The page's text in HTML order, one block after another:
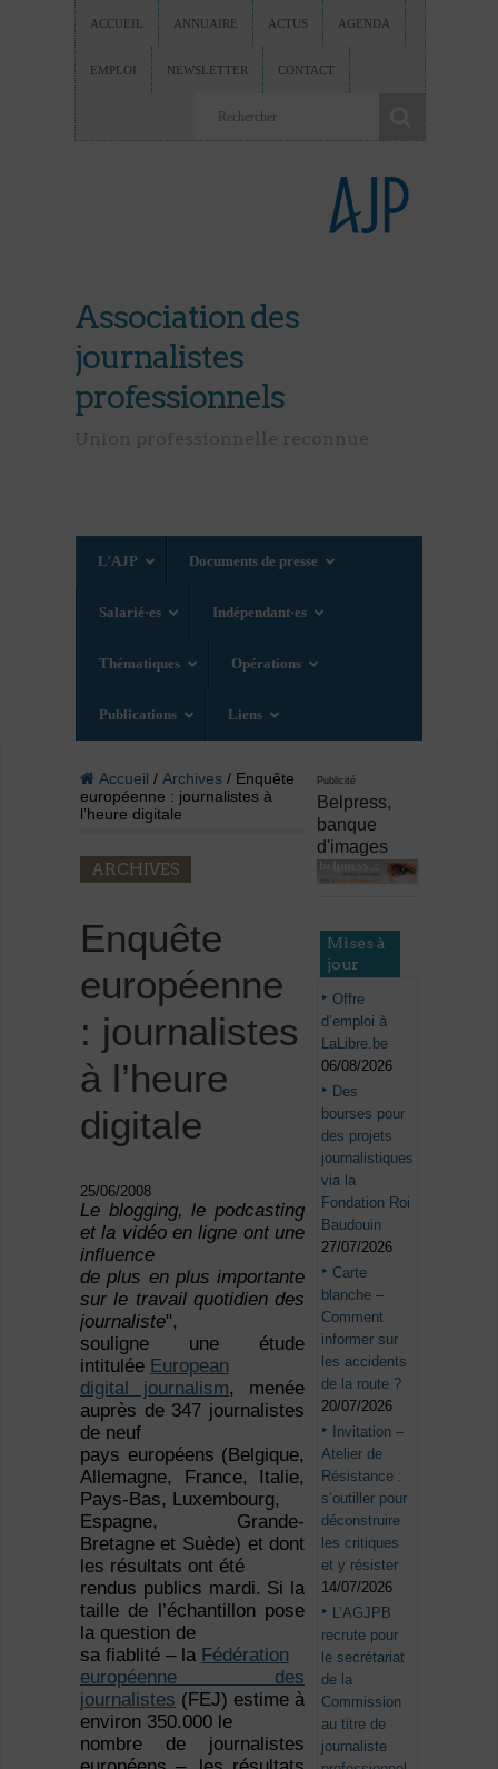
ACCUEIL ANNUAIRE ACTUS AGENDA
EMPLOI NEWSLETTER CONTACT
Association des
journalistes
professionnels
L’AJP Documents de presse
Salarié·es Indépendant·es
Thématiques Opérations
Publications Liens
Accueil / Archives/ Enquête
européenne : journalistes à
l’heure digitale
ARCHIVES
Enquête
européenne
: journalistes
à l’heure
digitale
25/06/2008
Le blogging, le podcasting
et la vidéo en ligne ont une
influence
de plus en plus importante
sur le travail quotidien des
journaliste",
souligne une étude
intitulée European
digital journalism, menée
auprès de 347 journalistes
de neuf
pays européens (Belgique,
Allemagne, France, Italie,
Pays-Bas, Luxembourg,
Espagne, Grande-
Bretagne et Suède) et dont
les résultats ont été
rendus publics mardi. Si la
taille de l’échantillon pose
la question de
sa fiablité – la Fédération
européenne des
journalistes (FEJ) estime à
environ 350.000 le
nombre de journalistes
Publicité
Belpress,
banque
d'images
Mises à
jour
Offre
d’emploi à
LaLibre.be
06/08/2026
Des
bourses pour
des projets
journalistiques
via la
Fondation Roi
Baudouin
27/07/2026
Carte
blanche –
Comment
informer sur
les accidents
de la route ?
20/07/2026
Invitation –
Atelier de
Résistance :
s’outiller pour
déconstruire
les critiques
et y résister
14/07/2026
L’AGJPB
recrute pour
le secrétariat
de la
Commission
au titre de
journaliste